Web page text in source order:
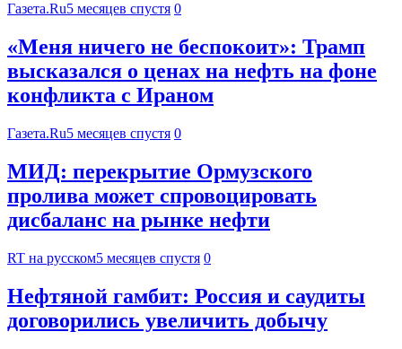
Газета.Ru5 месяцев спустя 0
«Меня ничего не беспокоит»: Трамп
высказался о ценах на нефть на фоне
конфликта с Ираном
Газета.Ru5 месяцев спустя 0
МИД: перекрытие Ормузского
пролива может спровоцировать
дисбаланс на рынке нефти
RT на русском5 месяцев спустя 0
Нефтяной гамбит: Россия и саудиты
договорились увеличить добычу